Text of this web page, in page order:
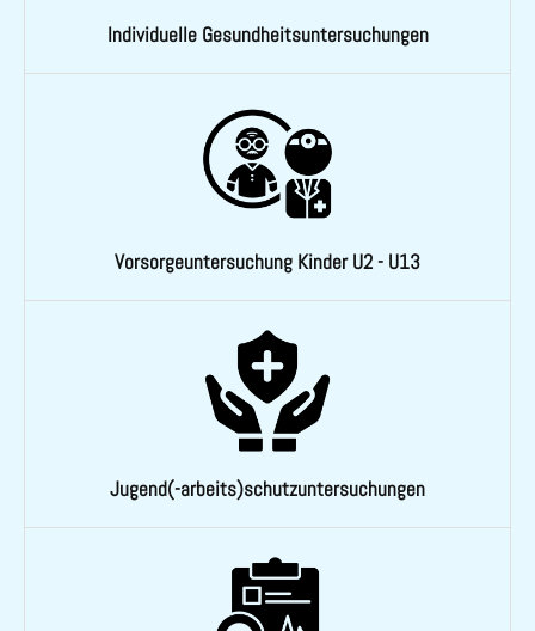
Individuelle Gesundheitsuntersuchungen
Vorsorgeuntersuchung Kinder U2 - U13
Jugend(-arbeits)schutzuntersuchungen